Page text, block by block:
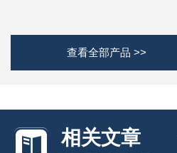
查看全部产品 >>
相关文章